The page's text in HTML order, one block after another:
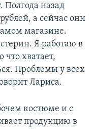
Полгода назад
а сейчас они
магазине.
Я работаю в
что хватает,
Проблемы у всех
Лариса.
костюме и с
продукцию в